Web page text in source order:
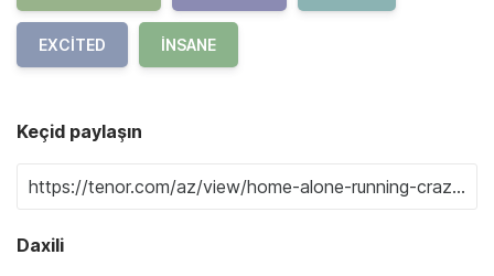
EXCITED INSANE
Keçid paylaşın
Daxili